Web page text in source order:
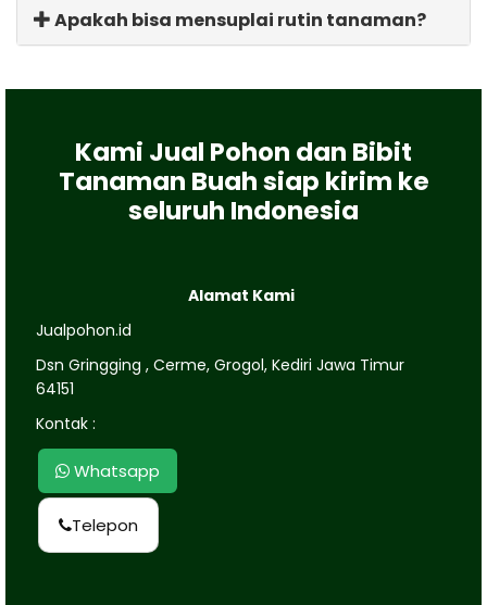
Apakah bisa mensuplai rutin tanaman?
Kami Jual Pohon dan Bibit
Tanaman Buah siap kirim ke
seluruh Indonesia
Alamat Kami
Jualpohon.id
Dsn Gringging , Cerme, Grogol, Kediri Jawa Timur
64151
Kontak :
Whatsapp
Telepon